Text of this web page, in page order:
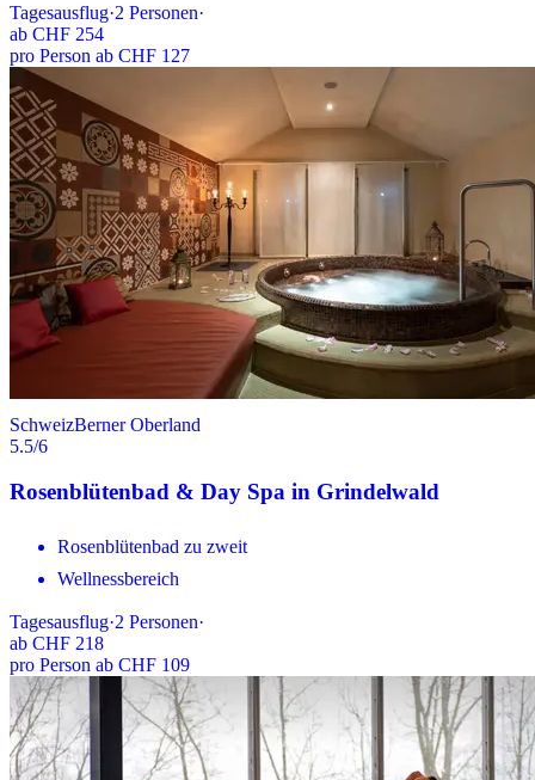
Tagesausflug·2 Personen·
ab CHF 254
pro Person ab CHF 127
SchweizBerner Oberland
5.5/6
Rosenblütenbad & Day Spa in Grindelwald
Rosenblütenbad zu zweit
Wellnessbereich
Tagesausflug·2 Personen·
ab CHF 218
pro Person ab CHF 109